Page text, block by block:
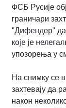
ФСБ Русије
граничари
"Дифендер" да
које је
упозорења у
На снимку се
захтевају да
након